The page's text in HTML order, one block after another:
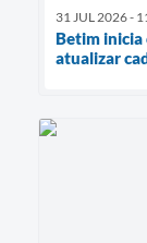
31 JUL 2026 -
Betim inicia
atualizar